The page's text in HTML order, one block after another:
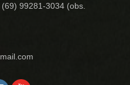
99281-3034 (obs.